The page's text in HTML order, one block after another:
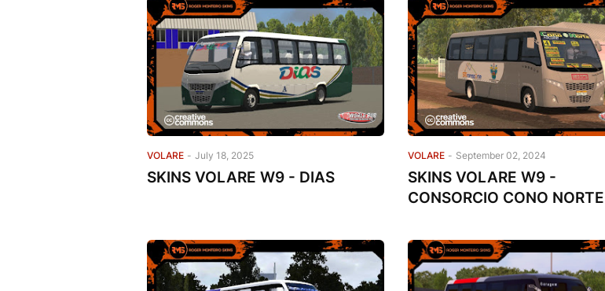
VOLARE - July 18, 2025
SKINS VOLARE W9 - DIAS
VOLARE - September 02, 2024
SKINS VOLARE W9 -
CONSORCIO CONO NORTE